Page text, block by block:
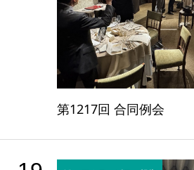
第1217回 合同例会